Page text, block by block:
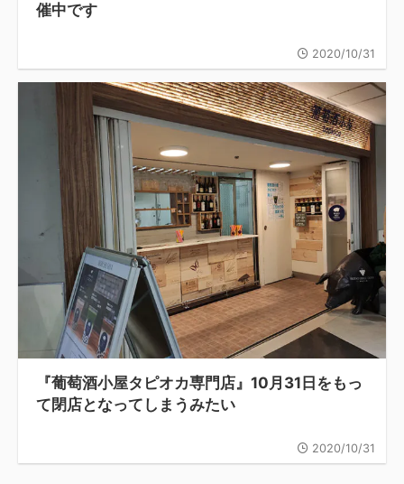
催中です
2020/10/31
『葡萄酒小屋タピオカ専門店』10月31日をもっ
て閉店となってしまうみたい
2020/10/31